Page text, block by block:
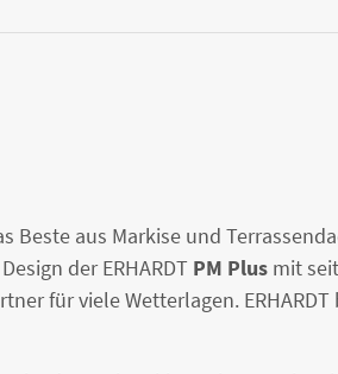
Beste aus Markise und
der ERHARDT PM Plus mit
für viele Wetterlagen.